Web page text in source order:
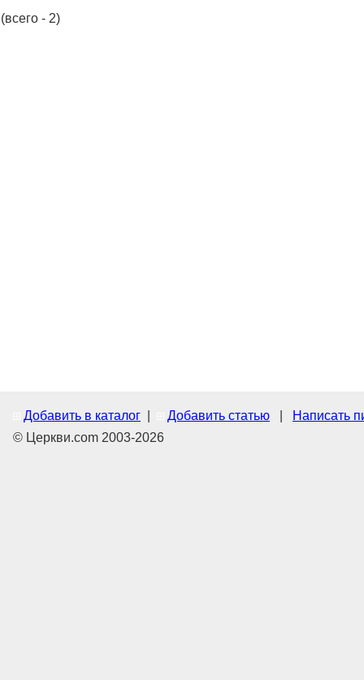
(всего - 2)
Добавить в каталог Добавить статью
Написать
© Церкви.com 2003-2026